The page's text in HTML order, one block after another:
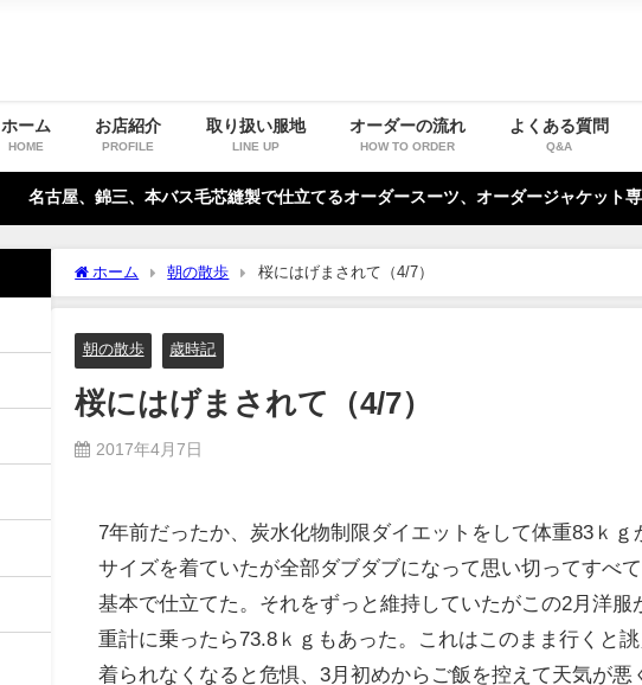
ホーム
HOME
お店紹介
PROFILE
取り扱い服地
LINE UP
オーダーの流れ
HOW TO ORDER
よくある質問
Q&A
名古屋、錦三、本バス毛芯縫製で仕立てるオーダースーツ、オーダージャケット
ホーム 朝の散歩 桜にはげまされて（4/7）
朝の散歩 歳時記
桜にはげまされて（4/7）
2017年4月7日
7年前だったか、炭水化物制限ダイエットをして体重83ｋ
サイズを着ていたが全部ダブダブになって思い切ってすべ
基本で仕立てた。それをずっと維持していたがこの2月洋
重計に乗ったら73.8ｋｇもあった。これはこのまま行くと
着られなくなると危惧、3月初めからご飯を控えて天気が